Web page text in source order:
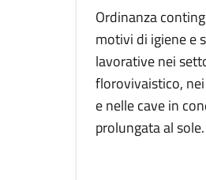
Ordinanza
motivi di igiene e
lavorative nei
florovivaistico,
e nelle cave in
prolungata al sole.